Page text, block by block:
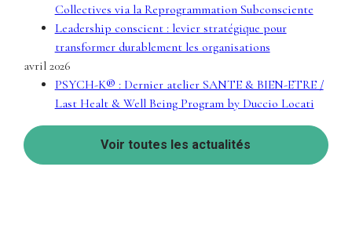
Collectives via la Reprogrammation Subconsciente
Leadership conscient : levier stratégique pour
transformer durablement les organisations
avril 2026
PSYCH-K® : Dernier atelier SANTE & BIEN-ETRE /
Last Healt & Well Being Program by Duccio Locati
Voir toutes les actualités